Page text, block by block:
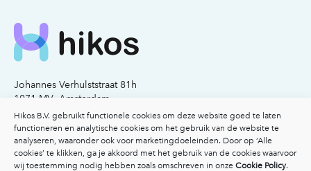
Hikos B.V. gebruikt functionele cookies om deze website goed te laten
functioneren en analytische cookies om het gebruik van de website te
analyseren, waaronder ook voor marketingdoeleinden. Door op ‘Alle
cookies’ te klikken, ga je akkoord met het gebruik van de cookies waarvoor
wij toestemming nodig hebben zoals omschreven in onze Cookie Policy.
Johannes Verhulststraat 81h
1071 MV Amsterdam
KvK nummer: 77341503
Email:info@hikos.nl
Bel:020-2117206